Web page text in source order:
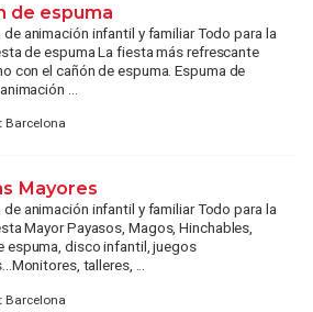
de espuma
de animación infantil y familiar Todo para la
de espuma La fiesta más refrescante
con el cañón de espuma. Espuma de
...
Barcelona
Mayores
de animación infantil y familiar Todo para la
Mayor Payasos, Magos, Hinchables,
espuma, disco infantil, juegos
talleres, ...
Barcelona